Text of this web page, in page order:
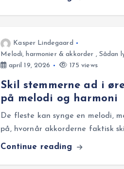
Kasper Lindegaard
Melodi, harmonier & akkorder , Sådan
april 19, 2026
175 views
Skil stemmerne ad i
på melodi og harmoni
De fleste kan synge en melodi,
på, hvornår akkorderne faktisk
Continue reading